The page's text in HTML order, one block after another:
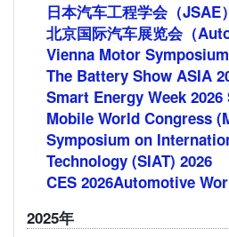
日本汽车工程学会（JSAE
北京国际汽车展览会（
Vienna Motor
The Battery Show ASIA
Smart Energy Week
Mobile World Congress
Symposium on
Technology (SIAT) 2026
CES 2026Automotive
2025年